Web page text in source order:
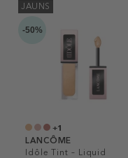
JAUNS
-50%
+1
LANCÔME
Idôle Tint – Liquid